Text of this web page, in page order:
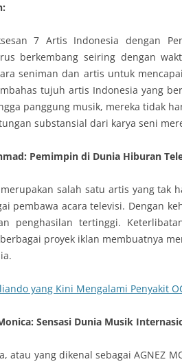
7 Artis Indonesia dengan
berkembang seiring dengan
seniman dan artis untuk
tujuh artis Indonesia yang
panggung musik, mereka tidak
substansial dari karya seni
Pemimpin di Dunia Hiburan
salah satu artis yang tak
pembawa acara televisi. Dengan
penghasilan tertinggi.
proyek iklan membuatnya
yang Kini Mengalami Penyakit
Sensasi Dunia Musik
atau yang dikenal sebagai AGNEZ